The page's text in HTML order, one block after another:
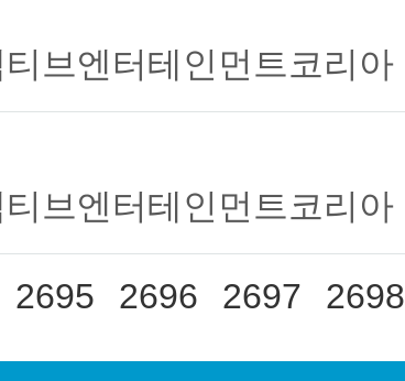
브엔터테인먼트코리아
브엔터테인먼트코리아
2695 2696 2697 2698